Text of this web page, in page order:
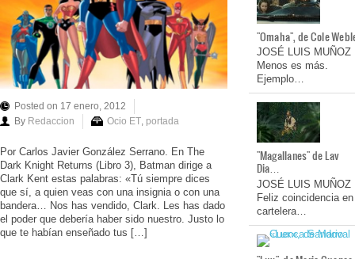
Posted on 17 enero, 2012
By Redaccion Ocio ET, portada
Por Carlos Javier González Serrano. En The
Dark Knight Returns (Libro 3), Batman dirige a
Clark Kent estas palabras: «Tú siempre dices
que sí, a quien veas con una insignia o con una
bandera… Nos has vendido, Clark. Les has dado
el poder que debería haber sido nuestro. Justo lo
que te habían enseñado tus […]
"Omaha", de Cole
JOSÉ LUIS MUÑOZ
Menos es más.
Ejemplo…
"Magallanes" de Lav
Dia…
JOSÉ LUIS MUÑOZ
Feliz coincidencia en
cartelera…